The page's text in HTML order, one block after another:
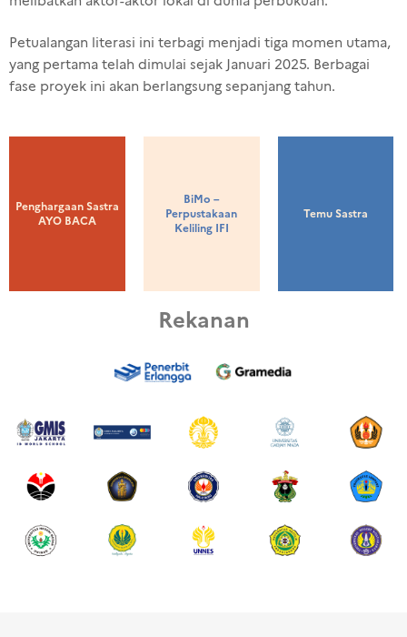
Petualangan literasi ini terbagi menjadi tiga momen utama,
yang pertama telah dimulai sejak Januari 2025. Berbagai
fase proyek ini akan berlangsung sepanjang tahun.
Penghargaan Sastra
AYO BACA
BiMo –
Perpustakaan
Keliling IFI
Temu Sastra
Rekanan